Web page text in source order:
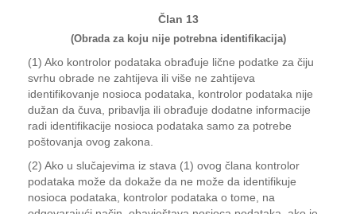
Član 13
(Obrada za koju nije potrebna identifikacija)
(1) Ako kontrolor podataka obrađuje lične podatke za čiju
svrhu obrade ne zahtijeva ili više ne zahtijeva
identifikovanje nosioca podataka, kontrolor podataka nije
dužan da čuva, pribavlja ili obrađuje dodatne informacije
radi identifikacije nosioca podataka samo za potrebe
poštovanja ovog zakona.
(2) Ako u slučajevima iz stava (1) ovog člana kontrolor
podataka može da dokaže da ne može da identifikuje
nosioca podataka, kontrolor podataka o tome, na